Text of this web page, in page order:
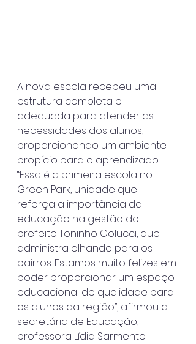
A nova escola recebeu uma
estrutura completa e
adequada para atender as
necessidades dos alunos,
proporcionando um ambiente
propício para o aprendizado.
“Essa é a primeira escola no
Green Park, unidade que
reforça a importância da
educação na gestão do
prefeito Toninho Colucci, que
administra olhando para os
bairros. Estamos muito felizes em
poder proporcionar um espaço
educacional de qualidade para
os alunos da região”, afirmou a
secretária de Educação,
professora Lídia Sarmento.